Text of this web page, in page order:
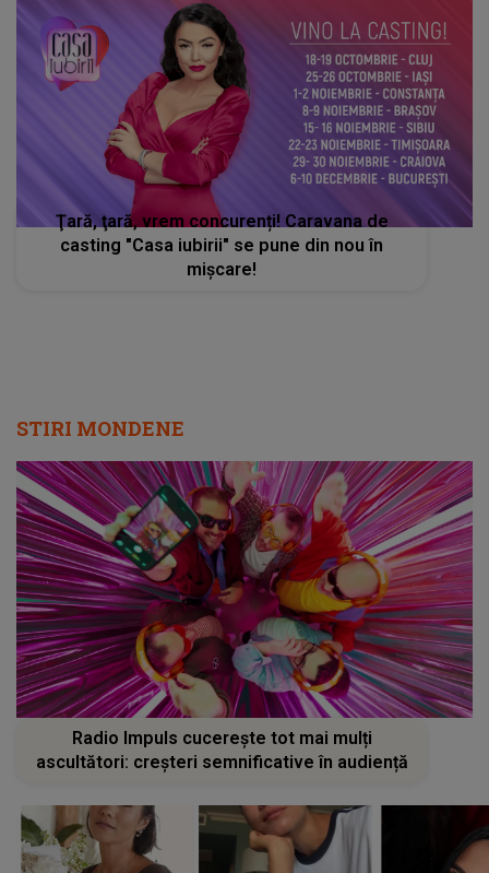
Ţară, ţară, vrem concurenți! Caravana de
casting "Casa iubirii" se pune din nou în
mișcare!
STIRI MONDENE
Radio Impuls cucerește tot mai mulți
ascultători: creșteri semnificative în audiență